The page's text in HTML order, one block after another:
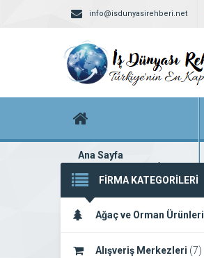
info@isdunyasirehberi.net
Ana Sayfa
Firma rehberi ana sayfanız
FİRMA KATEGORİLERİ
Ağaç ve Orman Ürünleri
Alışveriş Merkezleri (7)